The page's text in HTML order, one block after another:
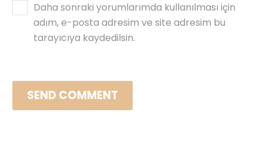
Daha sonraki yorumlarımda kullanılması için
adım, e-posta adresim ve site adresim bu
tarayıcıya kaydedilsin.
SEND COMMENT